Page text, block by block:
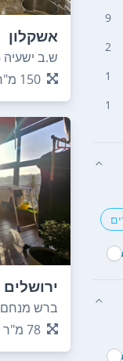
9
2
1
1
אשקלון
ש.ב ישעיה 16
150
ירושלים
ברש מנחם
78 מ"ר